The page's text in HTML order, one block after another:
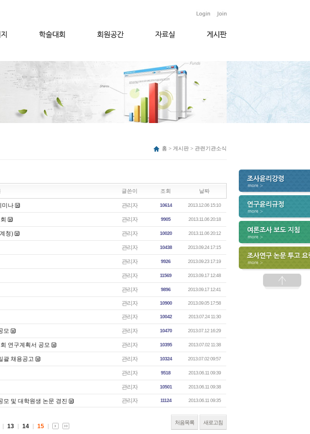
홈 > 게시판 > 관련기관소식
글쓴이 조회 날짜
미나 관리자 10614 2013.12.06 15:10
관리자 9905 2013.11.06 20:18
청) 관리자 10020 2013.11.06 20:12
관리자 10438 2013.09.24 17:15
관리자 9926 2013.09.23 17:19
관리자 11569 2013.09.17 12:48
관리자 9896 2013.09.17 12:41
관리자 10900 2013.09.05 17:58
관리자 10042 2013.07.24 11:30
모 관리자 10470 2013.07.12 16:29
연구계획서 공모 관리자 10395 2013.07.02 11:38
괄 채용공고 관리자 10324 2013.07.02 09:57
관리자 9518 2013.06.11 09:39
관리자 10501 2013.06.11 09:38
모 및 대학원생 논문 경진 관리자 11124 2013.06.11 09:35
처음목록 새로고침
13 14 15